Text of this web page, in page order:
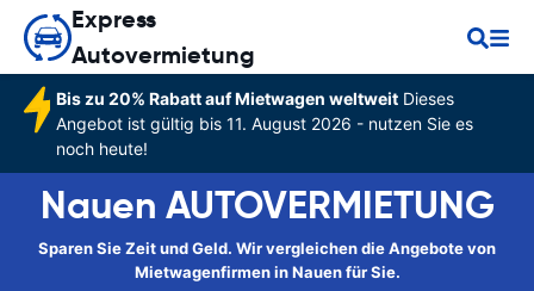
Express
Autovermietung
Bis zu 20% Rabatt auf Mietwagen weltweitDieses
Angebot ist gültig bis 11. August 2026 - nutzen Sie es
noch heute!
Nauen AUTOVERMIETUNG
Sparen Sie Zeit und Geld. Wir vergleichen die Angebote von
Mietwagenfirmen in Nauen für Sie.